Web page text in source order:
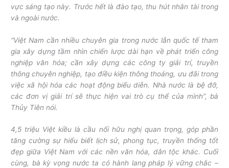
vực sáng tạo này. Trước hết là đào tạo, thu hút nhân tài trong
và ngoài nước.
“Việt Nam cần nhiều chuyên gia trong nước lẫn quốc tế tham
gia xây dựng tầm nhìn chiến lược dài hạn về phát triển công
nghiệp văn hóa; cần xây dựng các công ty giải trí, truyền
thông chuyên nghiệp, tạo điều kiện thông thoáng, ưu đãi trong
việc xã hội hóa các hoạt động biểu diễn. Nhà nước là bệ đỡ,
các đơn vị giải trí sẽ thực hiện vai trò cụ thể của mình”, bà
Thủy Tiên nói.
4,5 triệu Việt kiều là cầu nối hữu nghị quan trọng, góp phần
tăng cường sự hiểu biết lịch sử, phong tục, truyền thống tốt
đẹp giữa Việt Nam với các nền văn hóa, dân tộc khác. Cuối
cùng, bà kỳ vọng nước ta có hành lang pháp lý vững chắc –